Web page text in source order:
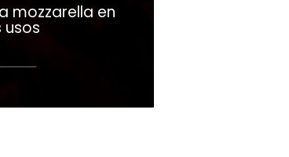
mozzarella en
usos